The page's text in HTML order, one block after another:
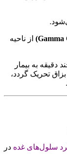
از ناحیه
به بیمار
تحریک گردد،
سلول‌های غده در